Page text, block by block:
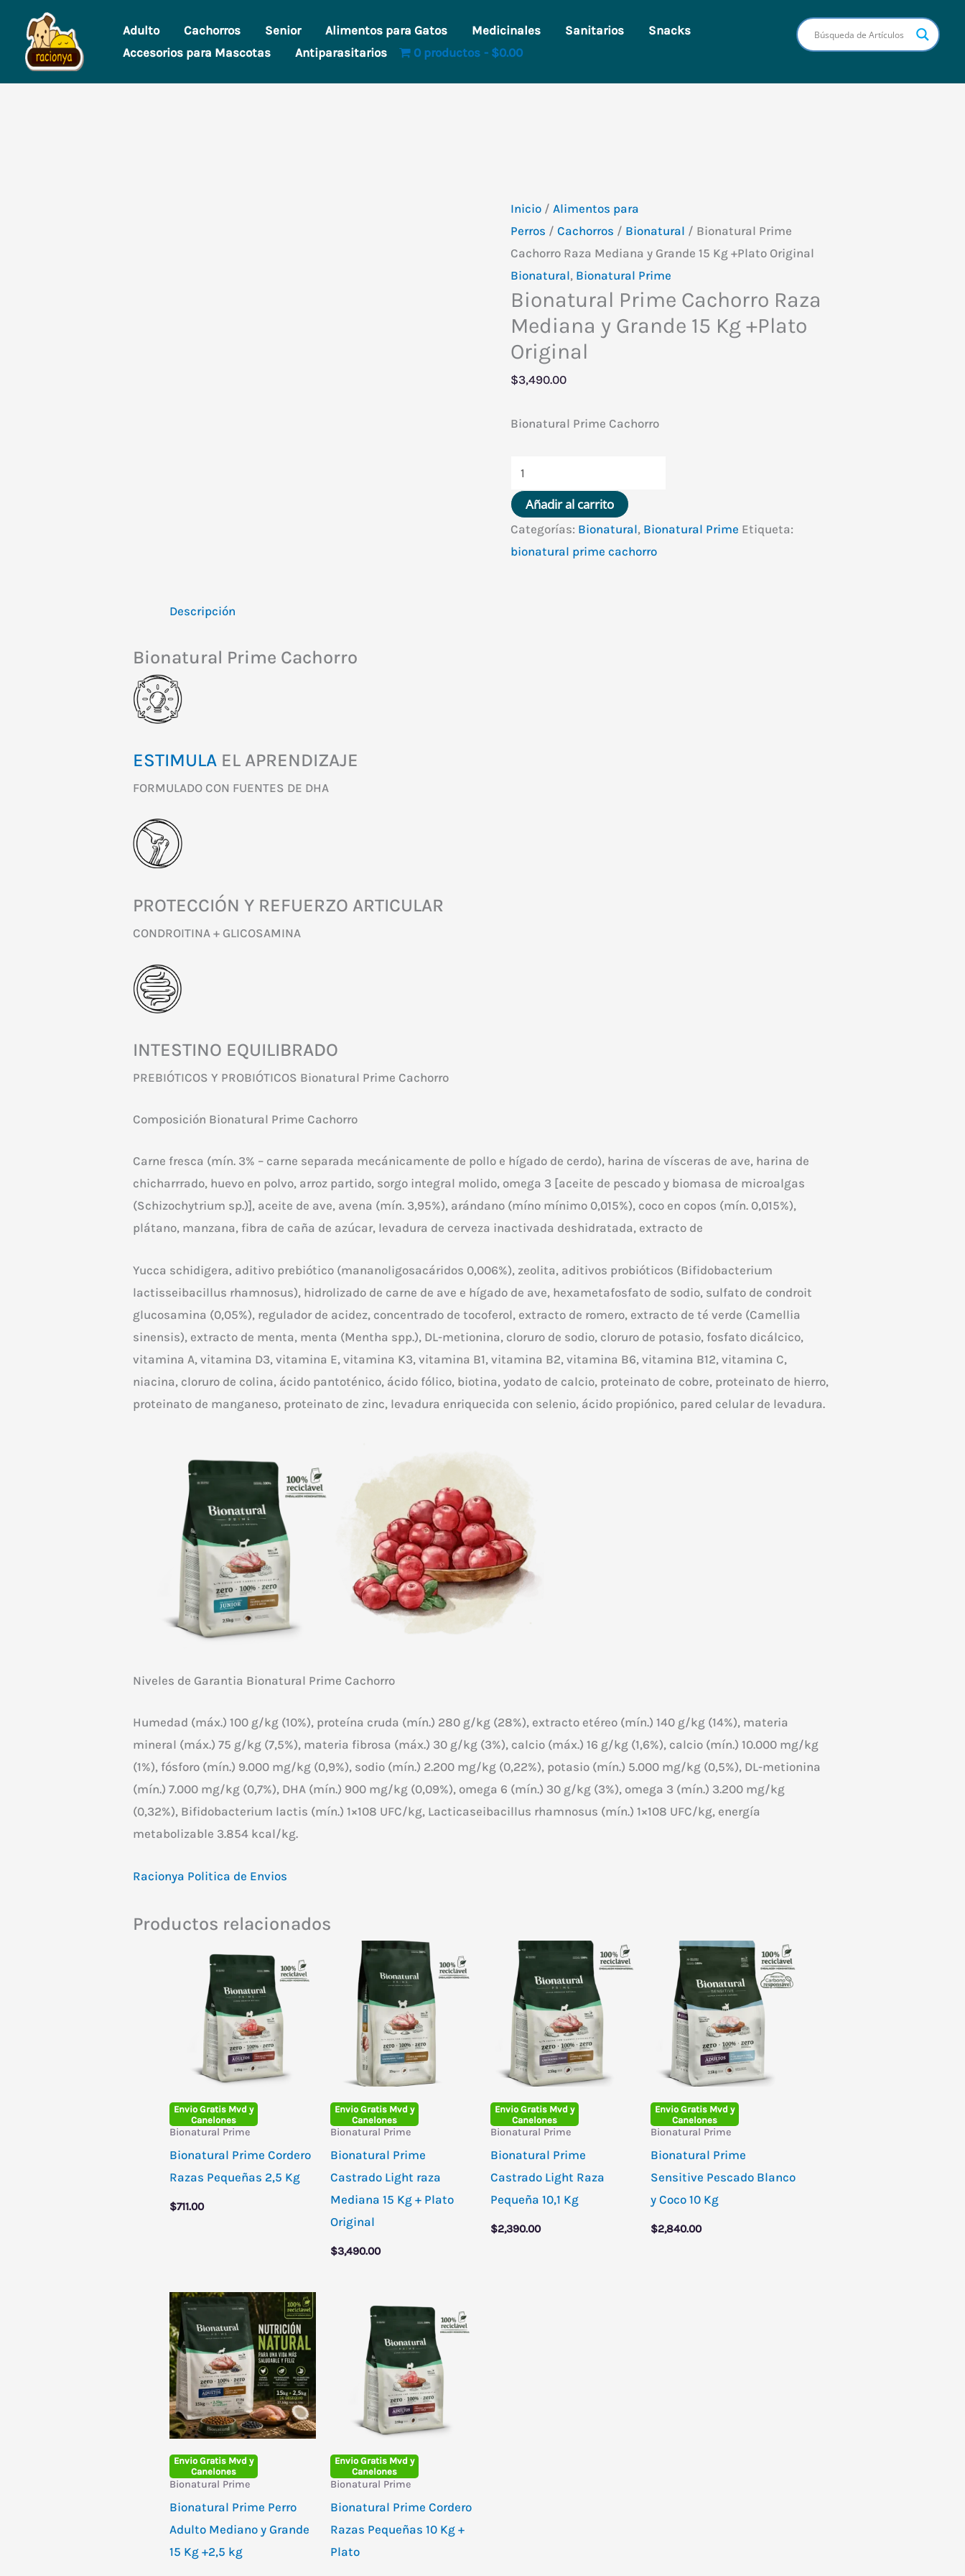
contenido
Adulto Cachorros Senior Alimentos para Gatos Medicinales Sanitarios
Snacks
Accesorios para Mascotas
Antiparasitarios 0 productos $0.00
Inicio/ Alimentos para
Perros / Cachorros / Bionatural / Bionatural Prime
Cachorro Raza Mediana y Grande 15 Kg +Plato Original
Bionatural, Bionatural Prime
Bionatural Prime Cachorro Raza
Mediana y Grande 15 Kg +Plato
Original
$3,490.00
Bionatural Prime Cachorro
Bionatural
Prime
Cachorro
Raza
Mediana
Añadir al carrito
Categorías: Bionatural, Bionatural Prime Etiqueta:
bionatural prime cachorro
Descripción
Bionatural Prime Cachorro
ESTIMULA EL APRENDIZAJE
FORMULADO CON FUENTES DE DHA
PROTECCIÓN Y REFUERZO ARTICULAR
CONDROITINA + GLICOSAMINA
INTESTINO EQUILIBRADO
PREBIÓTICOS Y PROBIÓTICOS Bionatural Prime Cachorro
Composición Bionatural Prime Cachorro
Carne fresca (mín. 3% – carne separada mecánicamente de pollo e hígado de cerdo), harina de vísceras de ave, harina de
chicharrrado, huevo en polvo, arroz partido, sorgo integral molido, omega 3 [aceite de pescado y biomasa de microalgas
(Schizochytrium sp.)], aceite de ave, avena (mín. 3,95%), arándano (míno mínimo 0,015%), coco en copos (mín. 0,015%),
plátano, manzana, fibra de caña de azúcar, levadura de cerveza inactivada deshidratada, extracto de
Yucca schidigera, aditivo prebiótico (mananoligosacáridos 0,006%), zeolita, aditivos probióticos (Bifidobacterium
lactisseibacillus rhamnosus), hidrolizado de carne de ave e hígado de ave, hexametafosfato de sodio, sulfato de condroit
glucosamina (0,05%), regulador de acidez, concentrado de tocoferol, extracto de romero, extracto de té verde (Camellia
sinensis), extracto de menta, menta (Mentha spp.), DL-metionina, cloruro de sodio, cloruro de potasio, fosfato dicálcico,
vitamina A, vitamina D3, vitamina E, vitamina K3, vitamina B1, vitamina B2, vitamina B6, vitamina B12, vitamina C,
niacina, cloruro de colina, ácido pantoténico, ácido fólico, biotina, yodato de calcio, proteinato de cobre, proteinato de hierro,
proteinato de manganeso, proteinato de zinc, levadura enriquecida con selenio, ácido propiónico, pared celular de levadura.
Niveles de Garantia Bionatural Prime Cachorro
Humedad (máx.) 100 g/kg (10%), proteína cruda (mín.) 280 g/kg (28%), extracto etéreo (mín.) 140 g/kg (14%), materia
mineral (máx.) 75 g/kg (7,5%), materia fibrosa (máx.) 30 g/kg (3%), calcio (máx.) 16 g/kg (1,6%), calcio (mín.) 10.000 mg/kg
(1%), fósforo (mín.) 9.000 mg/kg (0,9%), sodio (mín.) 2.200 mg/kg (0,22%), potasio (mín.) 5.000 mg/kg (0,5%), DL-metionina
(mín.) 7.000 mg/kg (0,7%), DHA (mín.) 900 mg/kg (0,09%), omega 6 (mín.) 30 g/kg (3%), omega 3 (mín.) 3.200 mg/kg
(0,32%), Bifidobacterium lactis (mín.) 1×108 UFC/kg, Lacticaseibacillus rhamnosus (mín.) 1×108 UFC/kg, energía
metabolizable 3.854 kcal/kg.
Racionya Politica de Envios
Productos relacionados
Envio Gratis Mvd y
Canelones
Bionatural Prime
Bionatural Prime Cordero
Razas Pequeñas 2,5 Kg
$711.00
Envio Gratis Mvd y
Canelones
Bionatural Prime
Bionatural Prime
Castrado Light raza
Mediana 15 Kg + Plato
Original
$3,490.00
Envio Gratis Mvd y
Canelones
Bionatural Prime
Bionatural Prime
Castrado Light Raza
Pequeña 10,1 Kg
$2,390.00
Envio Gratis Mvd y
Canelones
Bionatural Prime
Bionatural Prime
Sensitive Pescado Blanco
y Coco 10 Kg
$2,840.00
Envio Gratis Mvd y
Canelones
Bionatural Prime
Bionatural Prime Perro
Adulto Mediano y Grande
15 Kg +2,5 kg
Envio Gratis Mvd y
Canelones
Bionatural Prime
Bionatural Prime Cordero
Razas Pequeñas 10 Kg +
Plato